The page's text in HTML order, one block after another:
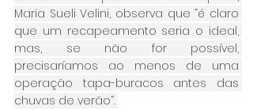
Maria Sueli Velini, observa que “é claro
que um recapeamento seria o ideal,
mas, se não for possível,
precisaríamos ao menos de uma
operação tapa-buracos antes das
chuvas de verão”.